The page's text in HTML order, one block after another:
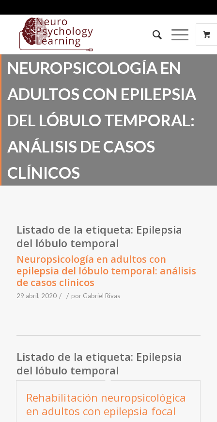
NEUROPSICOLOGÍA EN
ADULTOS CON EPILEPSIA
DEL LÓBULO TEMPORAL:
ANÁLISIS DE CASOS
CLÍNICOS
Listado de la etiqueta: Epilepsia
del lóbulo temporal
Neuropsicología en adultos con
epilepsia del lóbulo temporal: análisis
de casos clínicos
29 abril, 2020 / / por Gabriel Rivas
Listado de la etiqueta: Epilepsia
del lóbulo temporal
Rehabilitación neuropsicológica
en adultos con epilepsia focal